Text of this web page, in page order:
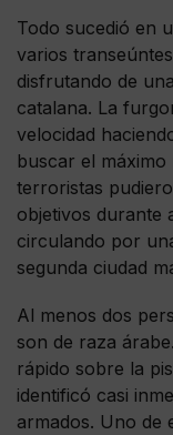
Todo sucedió en
varios
disfrutando de
catalana. La
velocidad
buscar el
terroristas
objetivos durante
circulando por
segunda ciudad
Al menos dos
son de raza
rápido sobre la
identificó casi
armados. Uno de